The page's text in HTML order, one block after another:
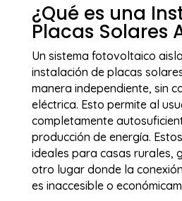
¿Qué es una
Placas Solares
Un sistema fotovoltaico
instalación de placas
manera independiente, sin
eléctrica. Esto permite al
completamente
producción de energía.
ideales para casas rurales,
otro lugar donde la
es inaccesible o